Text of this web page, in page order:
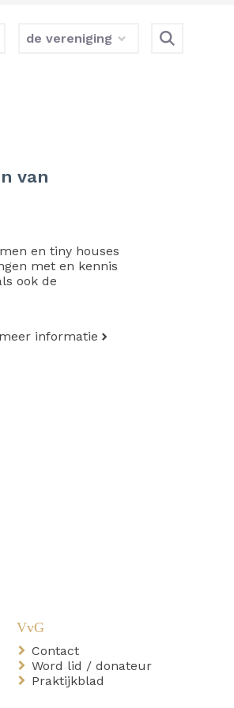
de vereniging
van
en tiny houses
met en kennis
ook de
informatie
Contact
Word lid / donateur
Praktijkblad